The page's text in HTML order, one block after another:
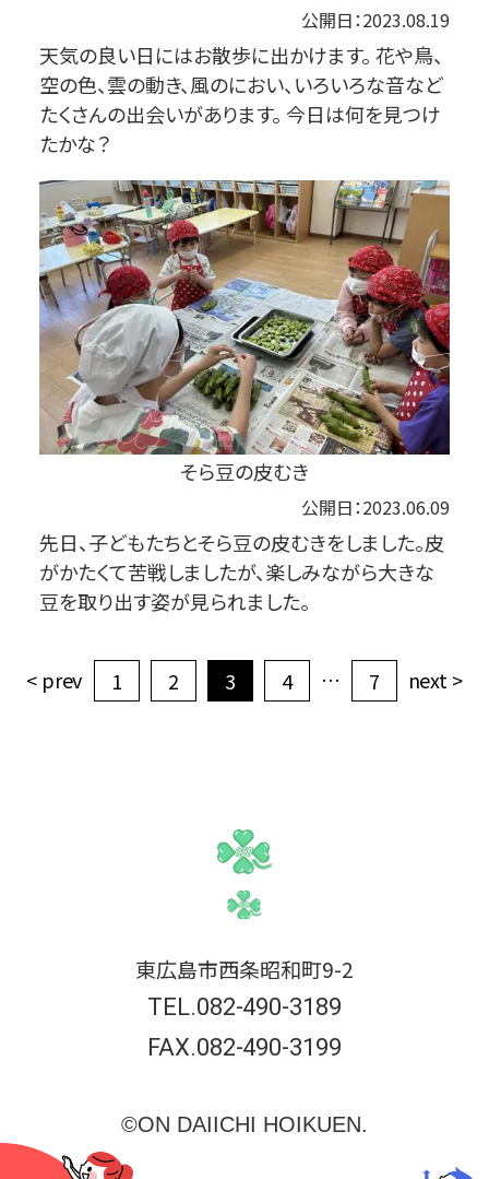
公開日：2023.08.19
天気の良い日にはお散歩に出かけます。 花や鳥、
空の色、雲の動き、風のにおい、いろいろな音など
たくさんの出会いがあります。 今日は何を見つけ
たかな？
そら豆の皮むき
公開日：2023.06.09
先日、子どもたちとそら豆の皮むきをしました。皮
がかたくて苦戦しましたが、楽しみながら大きな
豆を取り出す姿が見られました。
< prev 1 2 3 4 … 7 next >
東広島市西条昭和町9-2
TEL.082-490-3189
FAX.082-490-3199
©ON DAIICHI HOIKUEN.